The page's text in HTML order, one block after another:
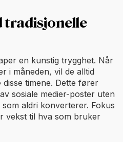
tradisjonelle
en kunstig trygghet. Når
i måneden, vil de alltid
timene. Dette fører
sosiale medier-poster uten
aldri konverterer. Fokus
vekst til hva som bruker